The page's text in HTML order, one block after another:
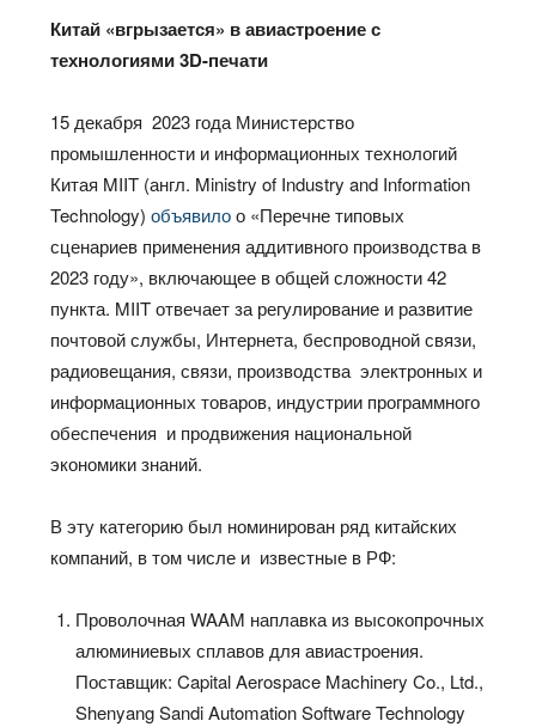
Китай «вгрызается» в авиастроение с
технологиями 3D-печати
15 декабря 2023 года Министерство
промышленности и информационных технологий
Китая MIIT (англ. Ministry of Industry and Information
Technology)объявилоо «Перечне типовых
сценариев применения аддитивного производства в
2023 году», включающее в общей сложности 42
пункта. MIIT отвечает за регулирование и развитие
почтовой службы, Интернета, беспроводной связи,
радиовещания, связи, производства электронных и
информационных товаров, индустрии программного
обеспечения и продвижения национальной
экономики знаний.
В эту категорию был номинирован ряд китайских
компаний, в том числе и известные в РФ:
Проволочная WAAM наплавка из высокопрочных
алюминиевых сплавов для авиастроения.
Поставщик: Capital Aerospace Machinery Co., Ltd.,
Shenyang Sandi Automation Software Technology